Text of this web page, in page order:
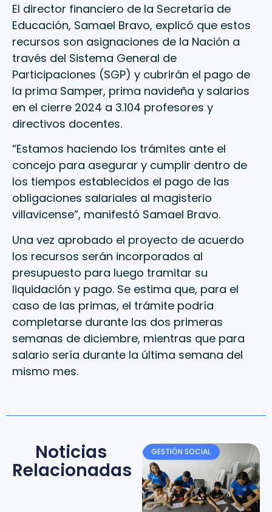
El director financiero de la Secretaría de
Educación, Samael Bravo, explicó que estos
recursos son asignaciones de la Nación a
través del Sistema General de
Participaciones (SGP) y cubrirán el pago de
la prima Samper, prima navideña y salarios
en el cierre 2024 a 3.104 profesores y
directivos docentes.
“Estamos haciendo los trámites ante el
concejo para asegurar y cumplir dentro de
los tiempos establecidos el pago de las
obligaciones salariales al magisterio
villavicense”, manifestó Samael Bravo.
Una vez aprobado el proyecto de acuerdo
los recursos serán incorporados al
presupuesto para luego tramitar su
liquidación y pago. Se estima que, para el
caso de las primas, el trámite podría
completarse durante las dos primeras
semanas de diciembre, mientras que para
salario sería durante la última semana del
mismo mes.
Noticias
Relacionadas
GESTIÓN SOCIAL